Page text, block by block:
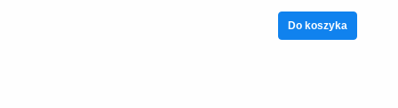
Do koszyka